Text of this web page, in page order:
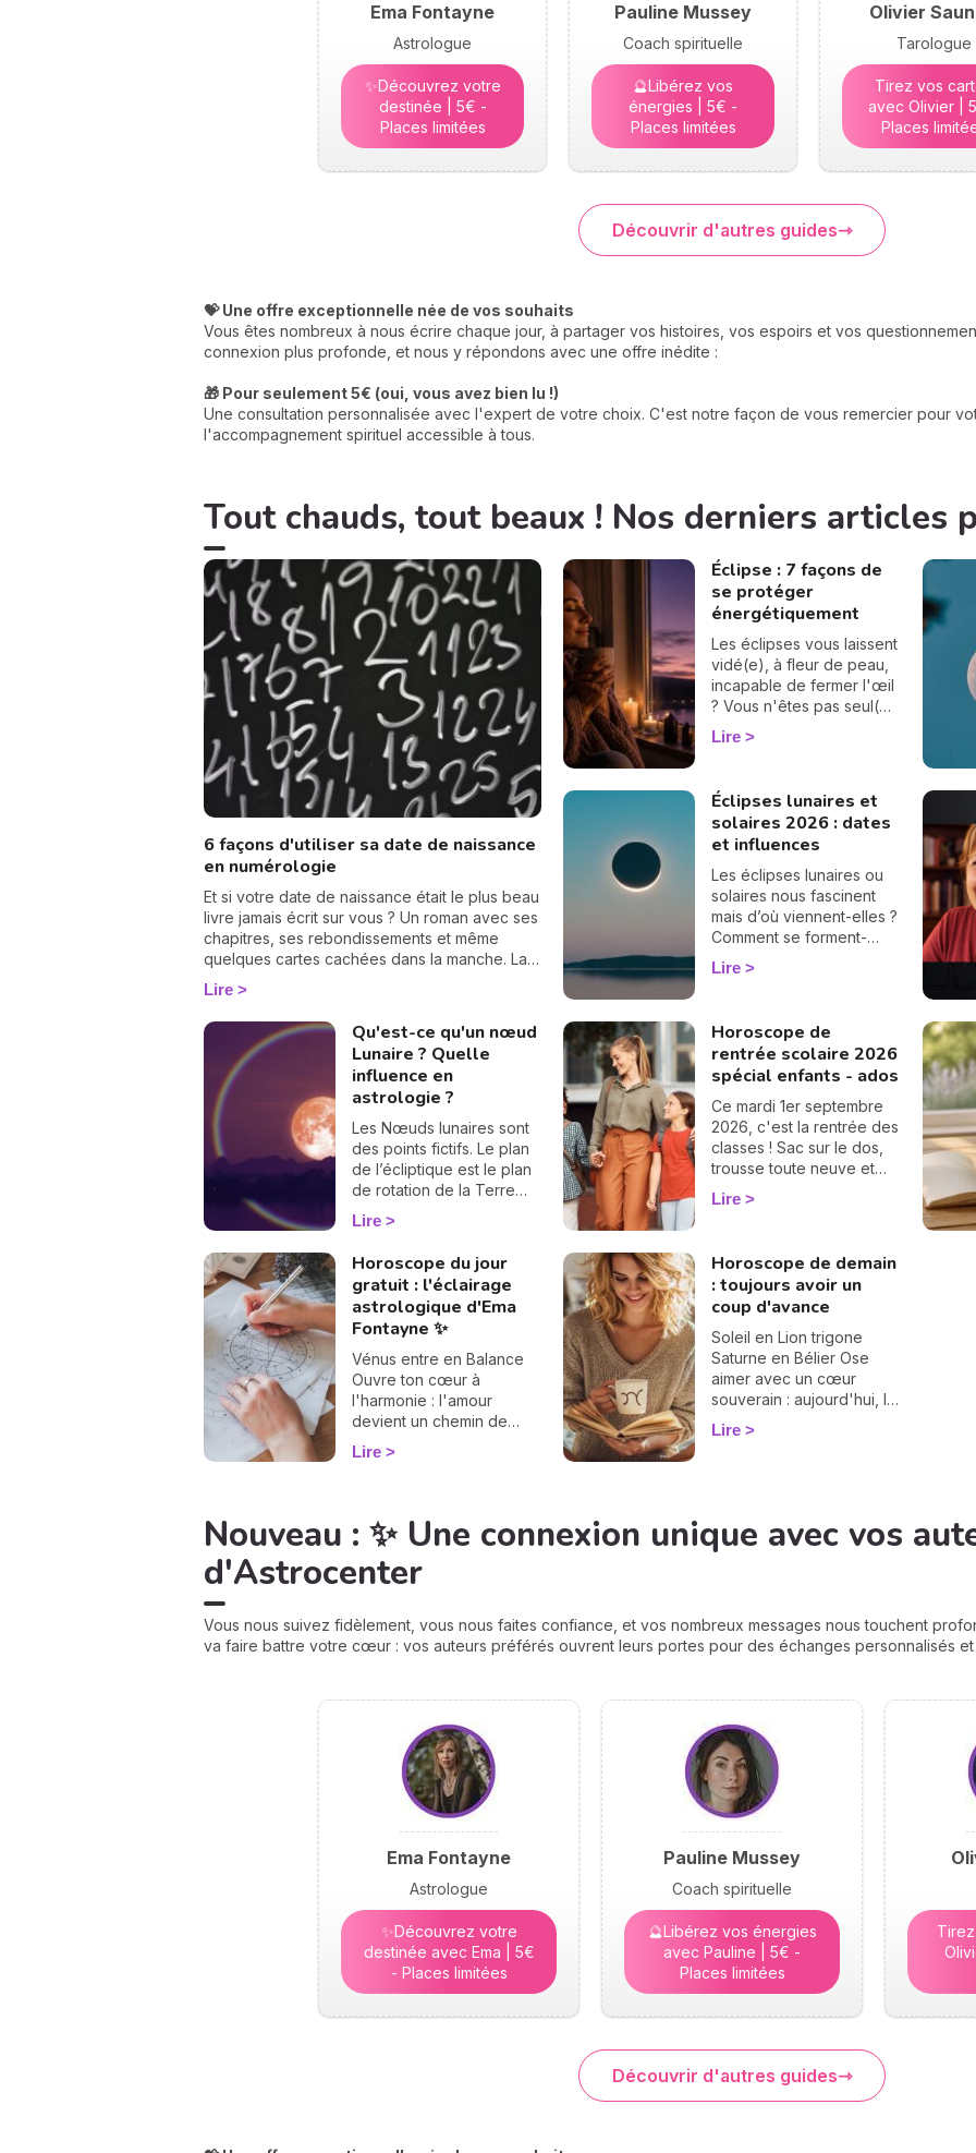
Ema Fontayne
Astrologue
✨Découvrez votre
destinée | 5€ -
Places limitées
Pauline Mussey
Coach spirituelle
🔮Libérez vos
énergies | 5€ -
Places limitées
Olivier
Tarologue
Tirez vos
avec Olivier |
Places
Découvrir d'autres guides
💝 Une offre exceptionnelle née de vos souhaits
Vous êtes nombreux à nous écrire chaque jour, à partager vos histoires, vos espoirs et vos
connexion plus profonde, et nous y répondons avec une offre inédite :
🎁 Pour seulement 5€ (oui, vous avez bien lu !)
Une consultation personnalisée avec l'expert de votre choix. C'est notre façon de vous remercier pour
l'accompagnement spirituel accessible à tous.
Tout chauds, tout beaux ! Nos derniers articles
6 façons d'utiliser sa date de naissance
en numérologie
Et si votre date de naissance était le plus beau
livre jamais écrit sur vous ? Un roman avec ses
chapitres, ses rebondissements et même
quelques cartes cachées dans la manche. La
numérologie vous aide à en tourner les pages,
une à une. On vous montre comment… 🔢
Lire
Éclipse : 7 façons de
se protéger
énergétiquement
Les éclipses vous laissent
vidé(e), à fleur de peau,
incapable de fermer l'œil
? Vous n'êtes pas seul(e),
et surtout : ça se traverse
en douceur. Voici 7
bienveillants pour vous
protéger
énergétiquement et
retrouver votre calme
intérieur. 🛡️🌒
Lire
Éclipses lunaires et
solaires 2026 : dates
et influences
Les éclipses lunaires ou
solaires nous fascinent
mais d’où viennent-elles ?
Comment se forment-
elles ? Définition,
différence entre une
dates des éclipses en
2025, je vous dis tout sur
le sujet.
Lire
Qu'est-ce qu'un nœud
Lunaire ? Quelle
influence en
astrologie ?
Les Nœuds lunaires sont
des points fictifs. Le plan
de l’écliptique est le plan
de rotation de la Terre
autour du Soleil. Lors de
sa rotation autour de la
régulièrement ce plan de
l’écliptique. Ces points
sont ce qu’on appelle les
Nœuds Lunaires.
Lire
Horoscope de
rentrée scolaire 2026
spécial enfants - ados
Ce mardi 1er septembre
2026, c'est la rentrée des
classes ! Sac sur le dos,
trousse toute neuve et
petit pincement au cœur…
ce grand jour est un
vous. Pour vous aider à
les préparer et à
accompagner au mieux
vos chères têtes blondes,
je vous offre un
horoscope spécial enfant
: découvrez vite comment
jour d'école, signe par
Lire
Horoscope du jour
gratuit : l'éclairage
astrologique d'Ema
Fontayne ✨
Vénus entre en Balance
Ouvre ton cœur à
l'harmonie : l'amour
devient un chemin de
paix, de beauté et
d'élévation lorsque tu
Lire
Horoscope de demain
: toujours avoir un
coup d'avance
Soleil en Lion trigone
Saturne en Bélier Ose
aimer avec un cœur
souverain : aujourd'hui, la
foi en toi donne à tes
élans la force de devenir
Lire
Nouveau : ✨ Une connexion unique avec vos
d'Astrocenter
Vous nous suivez fidèlement, vous nous faites confiance, et vos nombreux messages nous touchent
va faire battre votre cœur : vos auteurs préférés ouvrent leurs portes pour des échanges personnalisés et
Ema Fontayne
Astrologue
✨Découvrez votre
destinée avec Ema | 5€
- Places limitées
Pauline Mussey
Coach spirituelle
🔮Libérez vos énergies
avec Pauline | 5€ -
Places limitées
Découvrir d'autres guides